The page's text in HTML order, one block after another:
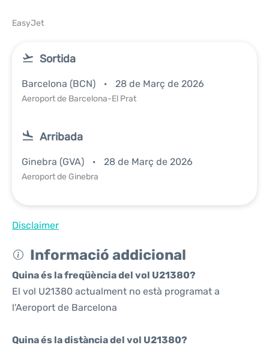
EasyJet
Sortida
Barcelona (BCN) 28 de Març de 2026
Aeroport de Barcelona-El Prat
Arribada
Ginebra (GVA) 28 de Març de 2026
Aeroport de Ginebra
Disclaimer
Informació addicional
Quina és la freqüència del vol U21380?
El vol U21380 actualment no està programat a
l'Aeroport de Barcelona
Quina és la distància del vol U21380?